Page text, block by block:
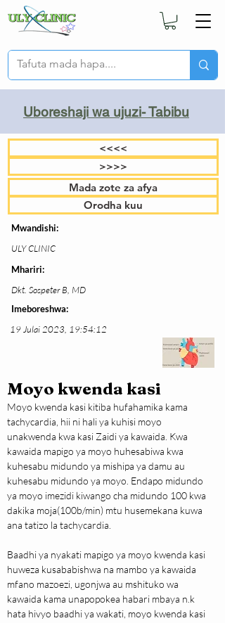
Uboreshaji wa ujuzi- Tabibu
<<<<
>>>>
Mada zote za afya
Orodha kuu
Mwandishi:
ULY CLINIC
Mhariri:
Dkt. Sospeter B, MD
Imeboreshwa:
19 Julai 2023, 19:54:12
Moyo kwenda kasi
Moyo kwenda kasi kitiba hufahamika kama
tachycardia, hii ni hali ya kuhisi moyo
unakwenda kwa kasi Zaidi ya kawaida. Kwa
kawaida mapigo ya moyo huhesabiwa kwa
kuhesabu midundo ya mishipa ya damu au
kuhesabu midundo ya moyo. Endapo midundo
ya moyo imezidi kiwango cha midundo 100 kwa
dakika moja(100b/min) mtu husemekana kuwa
ana tatizo la tachycardia.
Baadhi ya nyakati mapigo ya moyo kwenda kasi
huweza kusababishwa na mambo ya kawaida
mfano mazoezi, ugonjwa au mshituko wa
kawaida kama unapopokea habari mbaya n.k
hata hivyo baadhi ya wakati, moyo kwenda kasi